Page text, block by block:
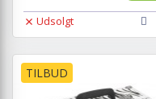
Udsolgt
TILBUD